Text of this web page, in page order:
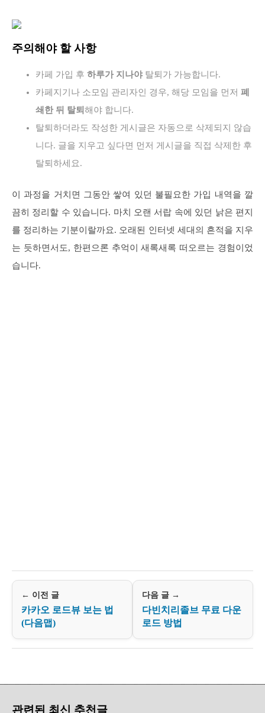
주의해야 할 사항
카페 가입 후 하루가 지나야탈퇴가 가능합니다.
카페지기나 소모임 관리자인 경우, 해당 모임을 먼저 폐
쇄한 뒤 탈퇴해야 합니다.
탈퇴하더라도 작성한 게시글은 자동으로 삭제되지 않습
니다. 글을 지우고 싶다면 먼저 게시글을 직접 삭제한 후
탈퇴하세요.
이 과정을 거치면 그동안 쌓여 있던 불필요한 가입 내역을 깔
끔히 정리할 수 있습니다. 마치 오랜 서랍 속에 있던 낡은 편지
를 정리하는 기분이랄까요. 오래된 인터넷 세대의 흔적을 지우
는 듯하면서도, 한편으론 추억이 새록새록 떠오르는 경험이었
습니다.
← 이전 글
카카오 로드뷰 보는 법
(다음맵)
다음 글 →
다빈치리졸브 무료 다운
로드 방법
관련된 최신 추천글